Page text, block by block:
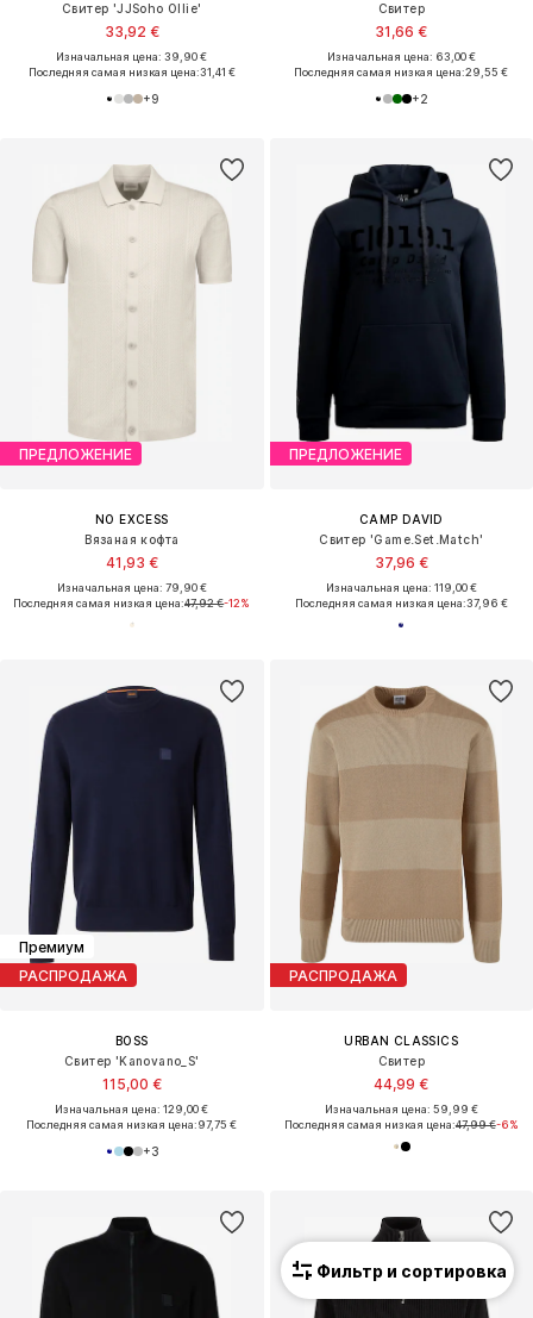
Свитер 'JJSoho Ollie'
33,92 €
Изначальная цена: 39,90 €
Последняя самая низкая цена:31,41 €
+9
Свитер
31,66 €
Изначальная цена: 63,00 €
Последняя самая низкая цена:29,55 €
+2
ПРЕДЛОЖЕНИЕ
NO EXCESS
Вязаная кофта
41,93 €
Изначальная цена: 79,90 €
Последняя самая низкая цена:47,92 €-12%
ПРЕДЛОЖЕНИЕ
CAMP DAVID
Свитер 'Game.Set.Match'
37,96 €
Изначальная цена: 119,00 €
Последняя самая низкая цена:37,96 €
Премиум
РАСПРОДАЖА
BOSS
Свитер 'Kanovano_S'
115,00 €
Изначальная цена: 129,00 €
Последняя самая низкая цена:97,75 €
+3
РАСПРОДАЖА
URBAN CLASSICS
Свитер
44,99 €
Изначальная цена: 59,99 €
Последняя самая низкая цена:47,99 €-6%
Фильтр и сортировка